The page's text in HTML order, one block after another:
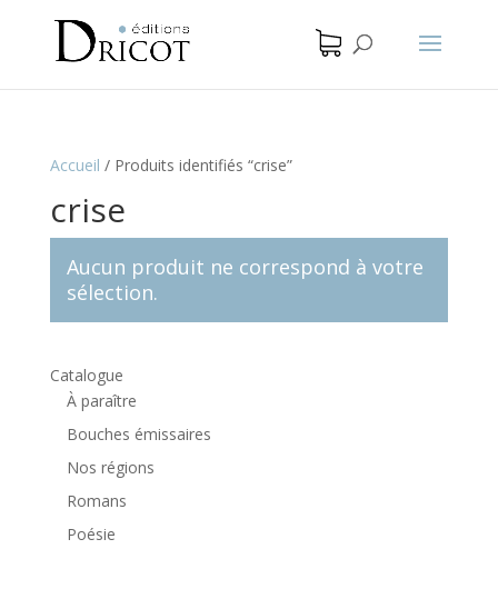
Accueil / Produits identifiés “crise”
crise
Aucun produit ne correspond à votre
sélection.
Catalogue
À paraître
Bouches émissaires
Nos régions
Romans
Poésie